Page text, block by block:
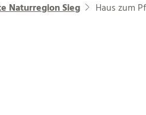
Naturregion Sieg Haus zum